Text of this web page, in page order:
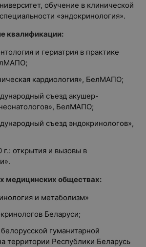
обучение в клинической
«эндокринология».
квалификации:
и гериатрия в практике
кардиология», БелМАПО;
съезд акушер-
БелМАПО;
съезд эндокринологов»,
открытия и вызовы в
медицинских обществах:
и метаболизм»
Беларуси;
гуманитарной
территории Республики Беларусь